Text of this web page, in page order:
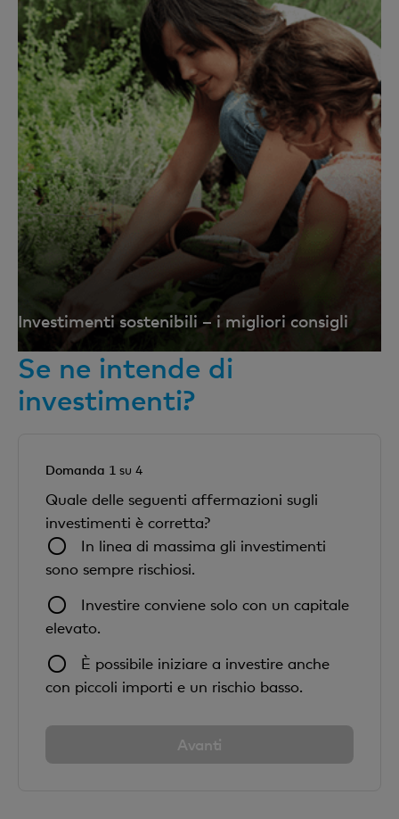
Investimenti sostenibili – i migliori consigli
Se ne intende di
investimenti?
Domanda 1 su 4
Quale delle seguenti affermazioni sugli
investimenti è corretta?
In linea di massima gli investimenti
sono sempre rischiosi.
Investire conviene solo con un capitale
elevato.
È possibile iniziare a investire anche
con piccoli importi e un rischio basso.
Avanti